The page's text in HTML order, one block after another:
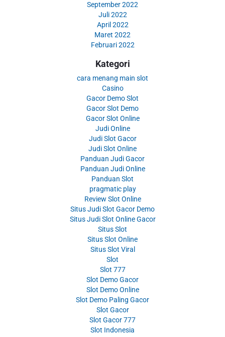
September 2022
Juli 2022
April 2022
Maret 2022
Februari 2022
Kategori
cara menang main slot
Casino
Gacor Demo Slot
Gacor Slot Demo
Gacor Slot Online
Judi Online
Judi Slot Gacor
Judi Slot Online
Panduan Judi Gacor
Panduan Judi Online
Panduan Slot
pragmatic play
Review Slot Online
Situs Judi Slot Gacor Demo
Situs Judi Slot Online Gacor
Situs Slot
Situs Slot Online
Situs Slot Viral
Slot
Slot 777
Slot Demo Gacor
Slot Demo Online
Slot Demo Paling Gacor
Slot Gacor
Slot Gacor 777
Slot Indonesia